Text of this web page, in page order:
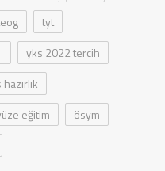
tyt
yks 2022 tercih
eğitim
ösym